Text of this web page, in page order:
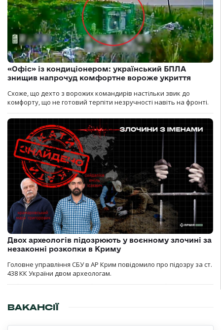
«Офіс» із кондиціонером: український БПЛА
знищив напрочуд комфортне вороже укриття
Схоже, що дехто з ворожих командирів настільки звик до
комфорту, що не готовий терпіти незручності навіть на фронті.
Двох археологів підозрюють у воєнному злочині за
незаконні розкопки в Криму
Головне управління СБУ в АР Крим повідомило про підозру за ст.
438 КК України двом археологам.
ВАКАНСІЇ